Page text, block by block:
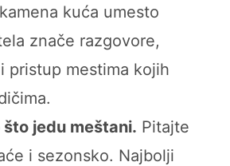
kuća umesto
znače razgovore,
pristup mestima kojih
jedu meštani. Pitajte
i sezonsko. Najbolji